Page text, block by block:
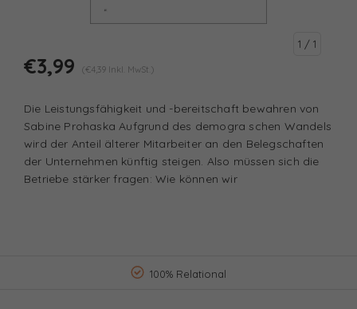
1 / 1
€3,99 (€4,39 Inkl. MwSt.)
Die Leistungsfähigkeit und -bereitschaft bewahren von
Sabine Prohaska Aufgrund des demogra schen Wandels
wird der Anteil älterer Mitarbeiter an den Belegschaften
der Unternehmen künftig steigen. Also müssen sich die
Betriebe stärker fragen: Wie können wir
100% Relational